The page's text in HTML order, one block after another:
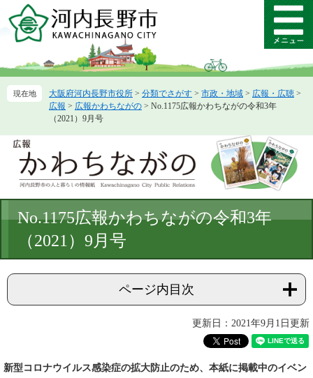
ー
先
ニ
を
メ
ニ
ー
大阪府河内長野市役所 > 分類でさがす > 市政・地域 > 広報・広聴 >
広報 > 広報かわちながの > No.1175広報かわちながの令和3年
（2021）9月号
文
No.1175広報かわちながの令和3年
（2021）9月号
ページ内目次
更新日：2021年9月1日更新
新型コロナウイルス感染症の拡大防止のため、本紙に掲載中のイベン